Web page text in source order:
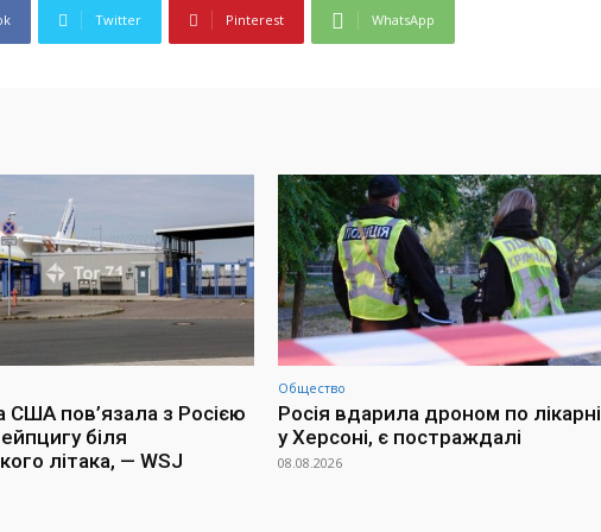
Twitter Pinterest WhatsApp
США пов’язала з Росією
біля
літака, — WSJ
Общество
Росія вдарила дроном по лікарні
у Херсоні, є постраждалі
08.08.2026